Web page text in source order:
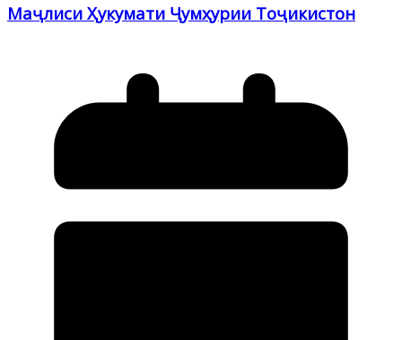
Маҷлиси Ҳукумати Ҷумҳурии Тоҷикистон